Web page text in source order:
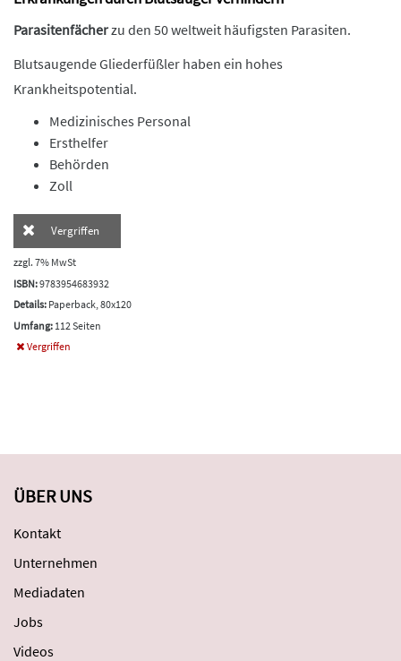
Parasitenfächerzu den 50 weltweit häufigsten Parasiten.
Blutsaugende Gliederfüßler haben ein hohes
Krankheitspotential.
Medizinisches Personal
Ersthelfer
Behörden
Zoll
Vergriffen
zzgl. 7% MwSt
ISBN:9783954683932
Details: Paperback, 80x120
Umfang: 112 Seiten
Vergriffen
ÜBER UNS
Kontakt
Unternehmen
Mediadaten
Jobs
Videos